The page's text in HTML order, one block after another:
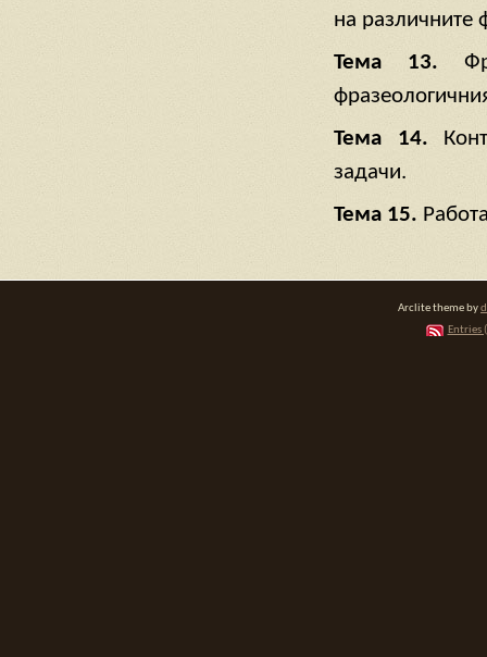
на различните
Тема 13.
Тема 14.
задачи.
Тема 15.
Arclite theme by
Entries